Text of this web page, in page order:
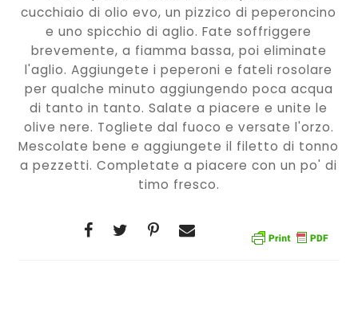
cucchiaio di olio evo, un pizzico di peperoncino
e uno spicchio di aglio. Fate soffriggere
brevemente, a fiamma bassa, poi eliminate
l'aglio. Aggiungete i peperoni e fateli rosolare
per qualche minuto aggiungendo poca acqua
di tanto in tanto. Salate a piacere e unite le
olive nere. Togliete dal fuoco e versate l'orzo.
Mescolate bene e aggiungete il filetto di tonno
a pezzetti. Completate a piacere con un po' di
timo fresco.